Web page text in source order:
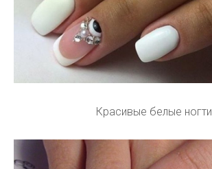
Красивые белые ногти